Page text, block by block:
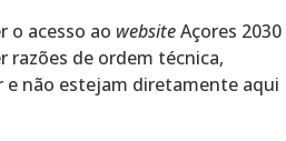
o acesso ao websiteAçores 2030
razões de ordem técnica,
não estejam diretamente aqui